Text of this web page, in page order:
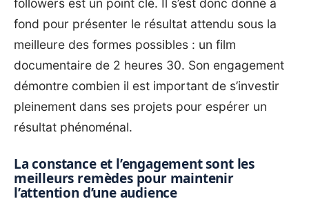
fond pour présenter le résultat attendu sous la
meilleure des formes possibles : un film
documentaire de 2 heures 30. Son engagement
démontre combien il est important de s’investir
pleinement dans ses projets pour espérer un
résultat phénoménal.
La constance et l’engagement sont les
meilleurs remèdes pour maintenir
l’attention d’une audience